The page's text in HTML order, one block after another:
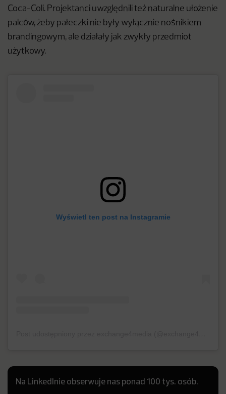
Coca-Coli. Projektanci uwzględnili też naturalne ułożenie
palców, żeby pałeczki nie były wyłącznie nośnikiem
brandingowym, ale działały jak zwykły przedmiot
użytkowy.
Wyświetl ten post na Instagramie
Na LinkedInie obserwuje nas ponad 100 tys. osób.